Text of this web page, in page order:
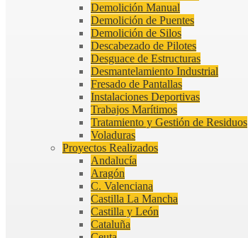
Demolición Manual
Demolición de Puentes
Demolición de Silos
Descabezado de Pilotes
Desguace de Estructuras
Desmantelamiento Industrial
Fresado de Pantallas
Instalaciones Deportivas
Trabajos Marítimos
Tratamiento y Gestión de Residuos
Voladuras
Proyectos Realizados
Andalucía
Aragón
C. Valenciana
Castilla La Mancha
Castilla y León
Cataluña